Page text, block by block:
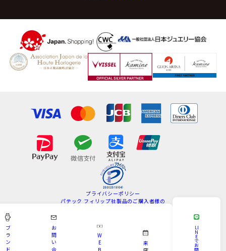
プライバシーポリシー
パテック フィリップ社製品のご購入者様の
サイトマップ
Copyright © KAMINE All Rights Reserved.
ブ
ラ
ン
ド
お
問
い
合
W
E
B
来
LI
N
E
で
お
問